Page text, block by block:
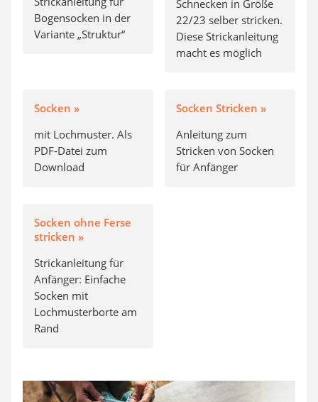
Bogensocken in der
Variante „Struktur“
Schnecken in Größe
22/23 selber stricken.
Diese Strickanleitung
macht es möglich
Socken »
mit Lochmuster. Als
PDF-Datei zum
Download
Socken Stricken »
Anleitung zum
Stricken von Socken
für Anfänger
Socken ohne Ferse
stricken »
Strickanleitung für
Anfänger: Einfache
Socken mit
Lochmusterborte am
Rand